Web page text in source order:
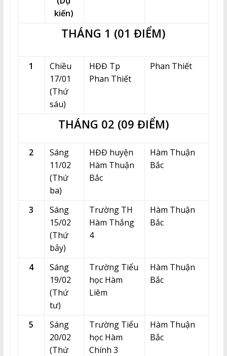
kiến)
THÁNG 1 (01 ĐIỂM)
1
Chiều
17/01
(Thứ
sáu)
HĐĐ Tp
Phan Thiết
Phan Thiết
THÁNG 02 (09 ĐIỂM)
2
Sáng
11/02
(Thứ
ba)
HĐĐ huyện
Hàm Thuận
Bắc
Hàm Thuận
Bắc
3
Sáng
15/02
(Thứ
bảy)
Trường TH
Hàm Thắng
4
Hàm Thuận
Bắc
4
Sáng
19/02
(Thứ
tư)
Trường Tiểu
học Hàm
Liêm
Hàm Thuận
Bắc
5
Sáng
20/02
(Thứ
Trường Tiểu
học Hàm
Chính 3
Hàm Thuận
Bắc